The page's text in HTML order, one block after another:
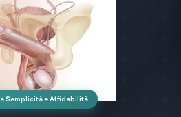
Semplicità e Affidabilità